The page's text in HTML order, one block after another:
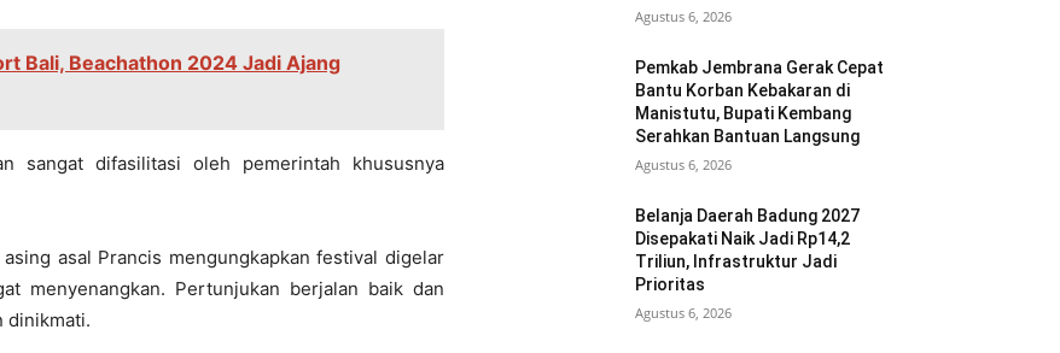
Bali, Beachathon 2024 Jadi Ajang
sangat difasilitasi oleh pemerintah khususnya
asal Prancis mengungkapkan festival digelar
menyenangkan. Pertunjukan berjalan baik dan
dinikmati.
Agustus 6, 2026
Pemkab Jembrana Gerak Cepat
Bantu Korban Kebakaran di
Manistutu, Bupati Kembang
Serahkan Bantuan Langsung
Agustus 6, 2026
Belanja Daerah Badung 2027
Disepakati Naik Jadi Rp14,2
Triliun, Infrastruktur Jadi
Prioritas
Agustus 6, 2026